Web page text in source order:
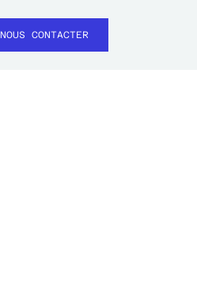
NOUS CONTACTER